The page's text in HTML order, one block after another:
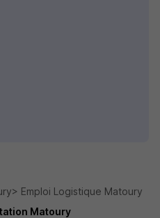
Emploi Logistique Matoury
Matoury